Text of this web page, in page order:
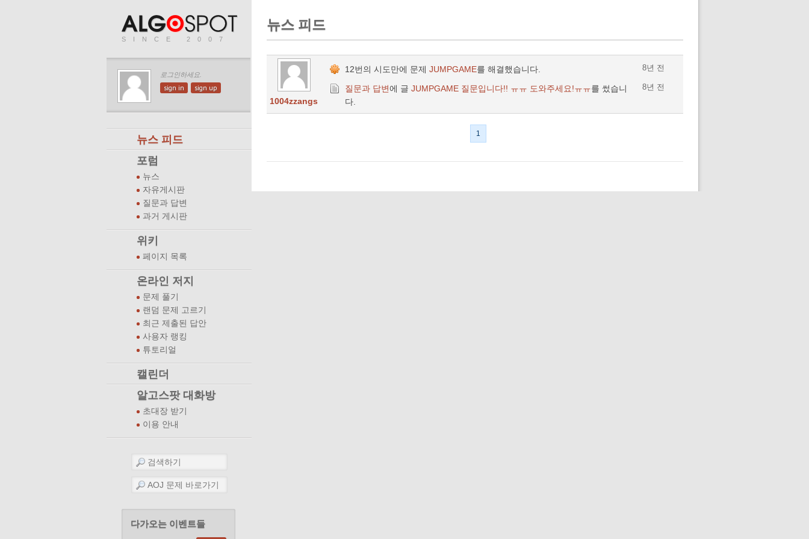
SINCE 2007
로그인하세요.
sign in sign up
뉴스 피드
포럼
뉴스
자유게시판
질문과 답변
과거 게시판
위키
페이지 목록
온라인 저지
문제 풀기
랜덤 문제 고르기
최근 제출된 답안
사용자 랭킹
튜토리얼
캘린더
알고스팟 대화방
초대장 받기
이용 안내
다가오는 이벤트들
뉴스 피드
1004zzangs
8년 전
12번의 시도만에 문제 JUMPGAME를 해결했습니다.
8년 전
질문과 답변에 글 JUMPGAME 질문입니다!! ㅠㅠ 도와주세요!ㅠㅠ를 썼습니
다.
1